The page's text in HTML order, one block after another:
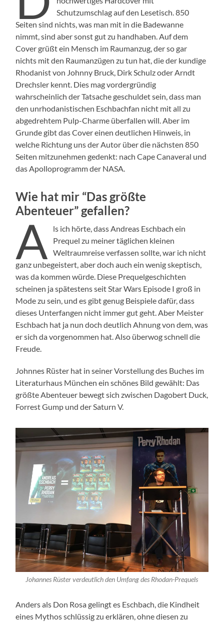
Schutzumschlag auf den Lesetisch. 850
Seiten sind nichts, was man mit in die Badewanne
nimmt, sind aber sonst gut zu handhaben. Auf dem
Cover grüßt ein Mensch im Raumanzug, der so gar
nichts mit den Raumanzügen zu tun hat, die der kundige
Rhodanist von Johnny Bruck, Dirk Schulz oder Arndt
Drechsler kennt. Dies mag vordergründig
wahrscheinlich der Tatsache geschuldet sein, dass man
den unrhodanistischen Eschbachfan nicht mit all zu
abgedrehtem Pulp-Charme überfallen will. Aber im
Grunde gibt das Cover einen deutlichen Hinweis, in
welche Richtung uns der Autor über die nächsten 850
Seiten mitzunehmen gedenkt: nach Cape Canaveral und
das Apolloprogramm der NASA.
Wie hat mir “Das größte
Abenteuer” gefallen?
A
ls ich hörte, dass Andreas Eschbach ein
Prequel zu meiner täglichen kleinen
Weltraumreise verfassen sollte, war ich nicht
ganz unbegeistert, aber doch auch ein wenig skeptisch,
was da kommen würde. Diese Prequelgeschichten
scheinen ja spätestens seit Star Wars Episode I groß in
Mode zu sein, und es gibt genug Beispiele dafür, dass
dieses Unterfangen nicht immer gut geht. Aber Meister
Eschbach hat ja nun doch deutlich Ahnung von dem, was
er sich da vorgenommen hat. Also überwog schnell die
Freude.
Johnnes Rüster hat in seiner Vorstellung des Buches im
Literaturhaus München ein schönes Bild gewählt: Das
größte Abenteuer bewegt sich zwischen Dagobert Duck,
Forrest Gump und der Saturn V.
Johannes Rüster verdeutlich den Umfang des Rhodan-Prequels
Anders als Don Rosa gelingt es Eschbach, die Kindheit
eines Mythos schlüssig zu erklären, ohne diesen zu